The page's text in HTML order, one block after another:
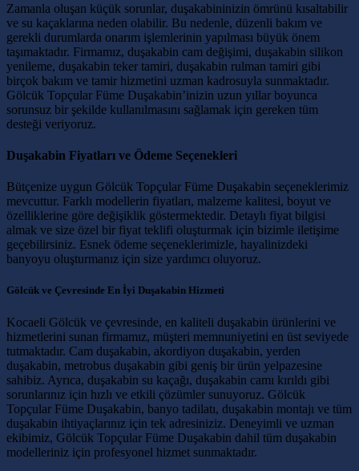
Zamanla oluşan küçük sorunlar, duşakabininizin ömrünü kısaltabilir
ve su kaçaklarına neden olabilir. Bu nedenle, düzenli bakım ve
gerekli durumlarda onarım işlemlerinin yapılması büyük önem
taşımaktadır. Firmamız, duşakabin cam değişimi, duşakabin silikon
yenileme, duşakabin teker tamiri, duşakabin rulman tamiri gibi
birçok bakım ve tamir hizmetini uzman kadrosuyla sunmaktadır.
Gölcük Topçular Füme Duşakabin’inizin uzun yıllar boyunca
sorunsuz bir şekilde kullanılmasını sağlamak için gereken tüm
desteği veriyoruz.
Duşakabin Fiyatları ve Ödeme Seçenekleri
Bütçenize uygun Gölcük Topçular Füme Duşakabin seçeneklerimiz
mevcuttur. Farklı modellerin fiyatları, malzeme kalitesi, boyut ve
özelliklerine göre değişiklik göstermektedir. Detaylı fiyat bilgisi
almak ve size özel bir fiyat teklifi oluşturmak için bizimle iletişime
geçebilirsiniz. Esnek ödeme seçeneklerimizle, hayalinizdeki
banyoyu oluşturmanız için size yardımcı oluyoruz.
Gölcük ve Çevresinde En İyi Duşakabin Hizmeti
Kocaeli Gölcük ve çevresinde, en kaliteli duşakabin ürünlerini ve
hizmetlerini sunan firmamız, müşteri memnuniyetini en üst seviyede
tutmaktadır. Cam duşakabin, akordiyon duşakabin, yerden
duşakabin, metrobus duşakabin gibi geniş bir ürün yelpazesine
sahibiz. Ayrıca, duşakabin su kaçağı, duşakabin camı kırıldı gibi
sorunlarınız için hızlı ve etkili çözümler sunuyoruz. Gölcük
Topçular Füme Duşakabin, banyo tadilatı, duşakabin montajı ve tüm
duşakabin ihtiyaçlarınız için tek adresiniziz. Deneyimli ve uzman
ekibimiz, Gölcük Topçular Füme Duşakabin dahil tüm duşakabin
modelleriniz için profesyonel hizmet sunmaktadır.